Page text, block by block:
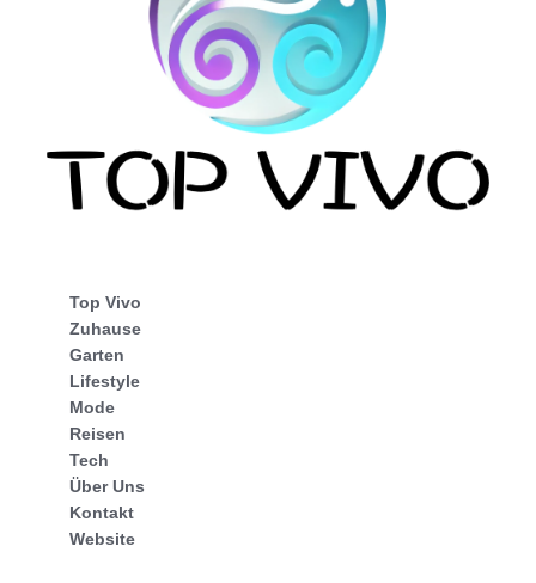
Top Vivo
Zuhause
Garten
Lifestyle
Mode
Reisen
Tech
Über Uns
Kontakt
Website